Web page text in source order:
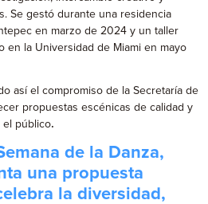
Se gestó durante una residencia
en marzo de 2024 y un taller
en la Universidad de Miami en mayo
así el compromiso de la Secretaría de
propuestas escénicas de calidad y
el público.
de la Danza,
una propuesta
la diversidad,